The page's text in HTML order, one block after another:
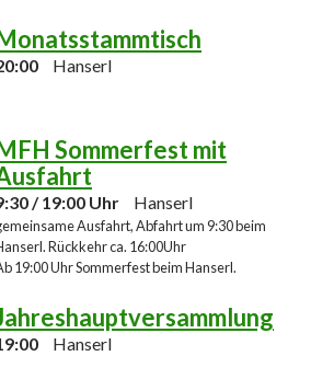
Hanserl
Sommerfest mit
/ 19:00 Uhr Hanserl
Ausfahrt, Abfahrt um 9:30 beim
Rückkehr ca. 16:00Uhr
19:00 Uhr Sommerfest beim Hanserl.
Hanserl